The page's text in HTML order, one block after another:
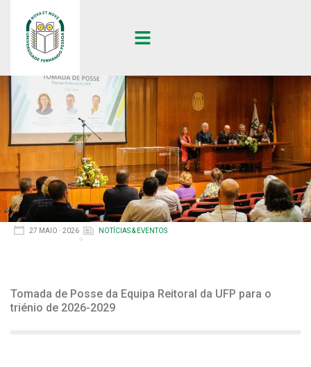
27 MAIO · 2026 NOTÍCIAS & EVENTOS
Tomada de Posse da Equipa Reitoral da UFP para o
triénio de 2026-2029